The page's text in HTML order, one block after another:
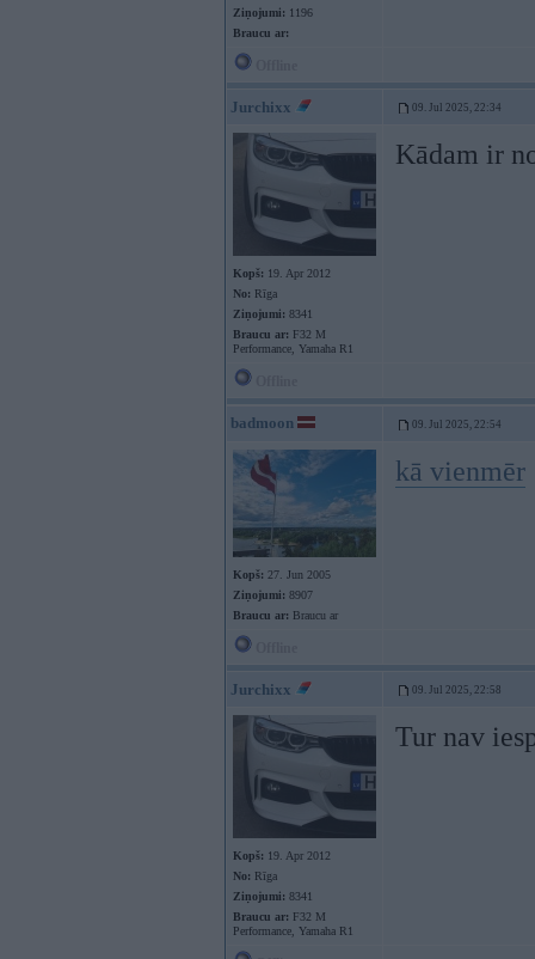
Ziņojumi: 1196
Braucu ar:
Jurchixx 09. Jul 2025, 22:34
Kopš: 19. Apr 2012
No: Rīga
Ziņojumi: 8341
Braucu ar: F32 M
Performance, Yamaha R1
Kādam ir
badmoon 09. Jul 2025, 22:54
Kopš: 27. Jun 2005
Ziņojumi: 8907
Braucu ar: Braucu ar
kā vienmēr
Jurchixx 09. Jul 2025, 22:58
Kopš: 19. Apr 2012
No: Rīga
Ziņojumi: 8341
Braucu ar: F32 M
Performance, Yamaha R1
Tur nav